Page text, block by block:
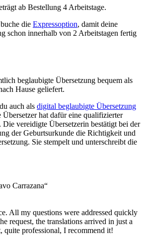
ab Bestellung 4 Arbeitstage.
die Expressoption, damit deine
schon innerhalb von 2 Arbeitstagen fertig
beglaubigte Übersetzung bequem als
Hause geliefert.
auch als digital beglaubigte Übersetzung
Übersetzer hat dafür eine qualifizierter
Die vereidigte Übersetzerin bestätigt bei der
der Geburtsurkunde die Richtigkeit und
Sie stempelt und unterschreibt die
All my questions were addressed quickly
request, the translations arrived in just a
quite professional, I recommend it!